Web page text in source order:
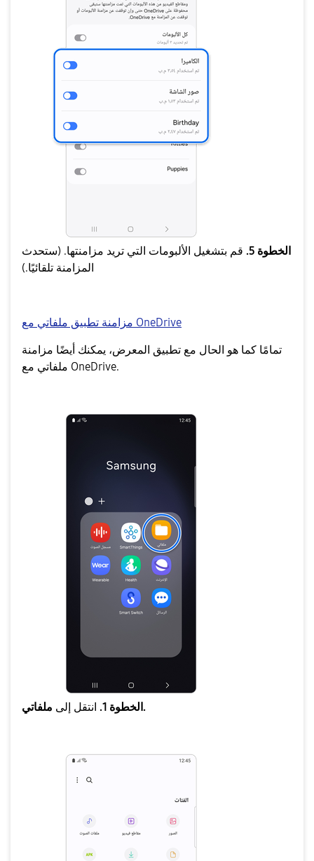
الخطوة 5.
قم بتشغيل الألبومات التي تريد مزامنتها. (ستحدث
المزامنة تلقائيًا.)
مزامنة تطبيق ملفاتي مع OneDrive
تمامًا كما هو الحال مع تطبيق المعرض، يمكنك أيضًا مزامنة
ملفاتي مع OneDrive.
الخطوة 1. انتقل إلى ملفاتي.